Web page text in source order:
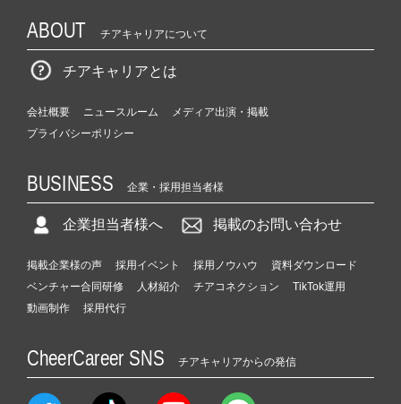
ABOUT チアキャリアについて
チアキャリアとは
会社概要 ニュースルーム
メディア出演・掲載
プライバシーポリシー
BUSINESS 企業・採用担当者様
企業担当者様へ 掲載のお問い合わせ
掲載企業様の声 採用イベント 採用ノウハウ
資料ダウンロード
ベンチャー合同研修
人材紹介 チアコネクション
TikTok運用
動画制作
採用代行
CheerCareer SNS チアキャリアからの発信